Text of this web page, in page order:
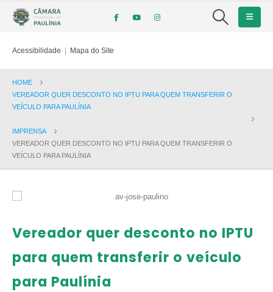
Acessibilidade | Mapa do Site
HOME
VEREADOR QUER DESCONTO NO IPTU PARA QUEM TRANSFERIR O
VEÍCULO PARA PAULÍNIA
IMPRENSA
VEREADOR QUER DESCONTO NO IPTU PARA QUEM TRANSFERIR O
VEÍCULO PARA PAULÍNIA
Vereador quer desconto no IPTU
para quem transferir o veículo
para Paulínia